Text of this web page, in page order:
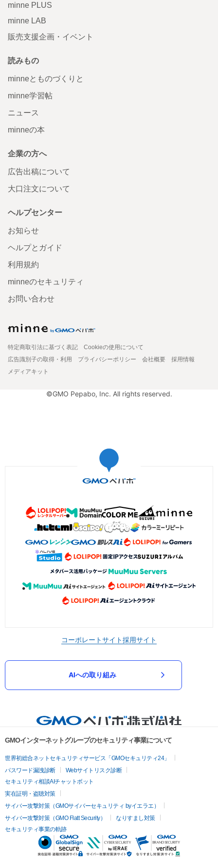
minne PLUS
minne LAB
販売支援企画・イベント
読みもの
minneとものづくりと
minne学習帖
ニュース
minneの本
企業の方へ
広告出稿について
大口注文について
ヘルプセンター
お知らせ
ヘルプとガイド
利用規約
minneのセキュリティ
お問い合わせ
特定商取引法に基づく表記
Cookieの使用について
広告識別子の取得・利用
プライバシーポリシー 会社概要
採用情報
メディアキット
©GMO Pepabo, Inc. All rights reserved.
コーポレートサイト採用サイト
AIへの取り組み
GMOインターネットグループのセキュリティ事業について
世界初総合ネットセキュリティサービス「GMOセキュリティ24」
パスワード漏洩診断
Webサイトリスク診断
セキュリティ相談AIチャットボット
実在証明・盗聴対策
サイバー攻撃対策（GMOサイバーセキュリティ byイエラエ）
サイバー攻撃対策（GMO Flatt Security）
なりすまし対策
セキュリティ事業の軌跡